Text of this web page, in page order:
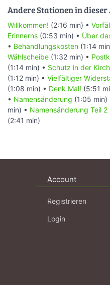
Andere Stationen in
Willkommen! (2:16 min) •
Erinnerns (0:53 min) • Über
• Behandlungskosten (1:14
Wählscheibe (1:32 min) •
(1:14 min) • Schutz in der
(1:12 min) • Vielfältiger
(1:08 min) • Denk Mal! (5:51
• Namensänderung (1:05 min)
min) • Namensänderung Teil 2
(2:41 min)
Account
Registrieren
Login